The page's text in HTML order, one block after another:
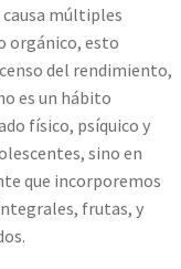
múltiples
orgánico, esto
del rendimiento,
es un hábito
físico, psíquico y
sino en
que incorporemos
frutas, y